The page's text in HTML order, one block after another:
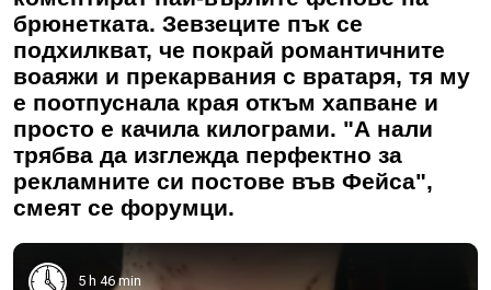
брюнетката. Зевзеците пък се
подхилкват, че покрай романтичните
воаяжи и прекарвания с вратаря, тя му
е поотпуснала края откъм хапване и
просто е качила килограми. "А нали
трябва да изглежда перфектно за
рекламните си постове във Фейса",
смеят се форумци.
5 h 46 min